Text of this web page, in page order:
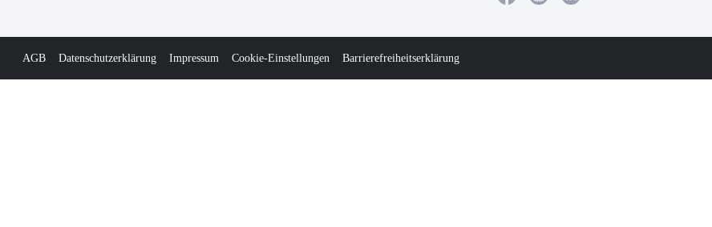
AGB Datenschutzerklärung Impressum Cookie-Einstellungen Barrierefreiheitserklärung